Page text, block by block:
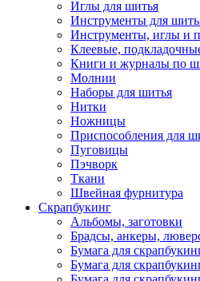
Иглы для шитья
Инструменты для
Инструменты, иглы и
Клеевые,
Книги и журналы по
Молнии
Наборы для шитья
Нитки
Ножницы
Приспособления для
Пуговицы
Пэчворк
Ткани
Швейная фурнитура
Скрапбукинг
Альбомы, заготовки
Брадсы, анкеры,
Бумага для
Бумага для